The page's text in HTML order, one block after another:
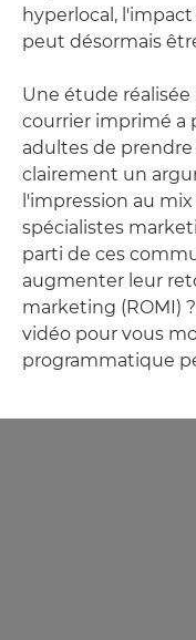
hyperlocal,
peut désormais
Une étude réalisée
courrier imprimé a
adultes de
clairement un
l'impression au
spécialistes
parti de ces
augmenter leur
marketing (ROMI)
vidéo pour vous
programmatique